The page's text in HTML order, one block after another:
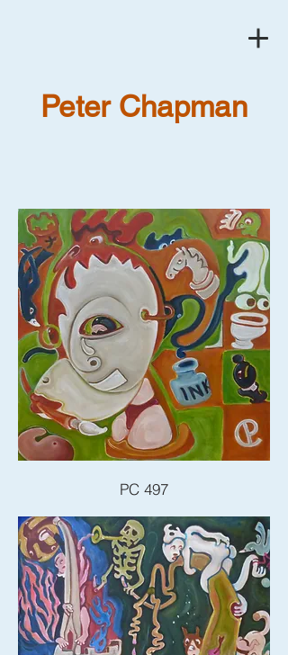
Peter Chapman
PC 497